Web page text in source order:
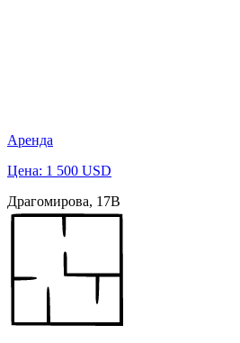
Аренда
Цена: 1 500 USD
Драгомирова, 17В